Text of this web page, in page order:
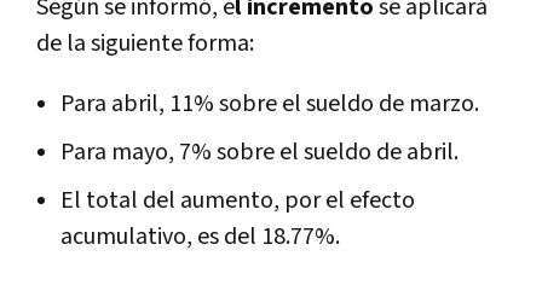
Según se informó, el incrementose aplicará
de la siguiente forma:
Para abril, 11% sobre el sueldo de marzo.
Para mayo, 7% sobre el sueldo de abril.
El total del aumento, por el efecto
acumulativo, es del 18.77%.